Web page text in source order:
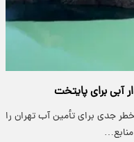
آبی برای پایتخت
جدی برای تأمین آب تهران را